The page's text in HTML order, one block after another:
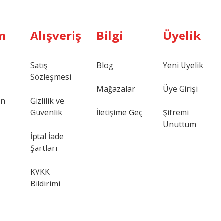
Alışveriş
Satış
Sözleşmesi
Gizlilik ve
Güvenlik
İptal İade
Şartları
KVKK
Bildirimi
Bilgi
Blog
Mağazalar
İletişime Geç
Üyelik
Yeni Üyelik
Üye Girişi
Şifremi
Unuttum